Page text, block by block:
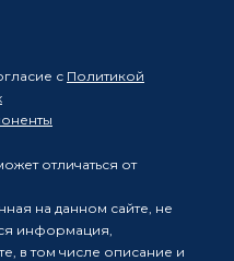
с Политикой
отличаться от
на данном сайте, не
информация,
в том числе описание и